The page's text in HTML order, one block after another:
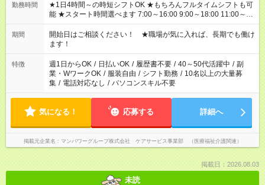
勤務時間
★1日4時間～の時短シフトOK ★もちろんフルタイムシフトも可
能 ★スタート時間選べます 7:00～16:00 9:00～18:00 11:00～
20:00 など 残業なし！ ※Wワークの場合、他のお仕事と合わせ
週40時間超の就業はご案内できません ※法令に基づき、週20時
間以上勤務は社会保険への加入対象となります ※労働者派遣法
（日雇い派遣の原則禁止）により、短時間・短期間の就業はご
案内が難しい場合があります
期間
開始日はご相談ください！ ★職場が気に入れば、長期でも働け
ます！
特徴 週1日からOK / 日払いOK / 履歴書不要 / 40～50代活躍中 / 副
業・WワークOK / 服装自由 / シフト勤務 / 10名以上の大量募
集 / 電話対応なし / パソコンスキル不要
気になる！ 応募する 詳細へ
掲載元企業名 マンパワーグループ株式会社 ケアサービス事業部 （医療福祉介護関連）
掲載日：2026.08.03
未読